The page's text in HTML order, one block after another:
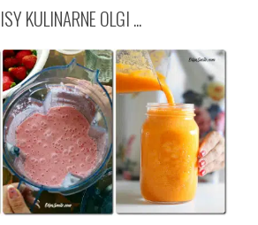
KULINARNE OLGI ...